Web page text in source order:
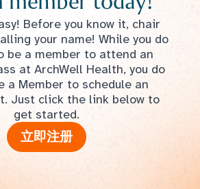
Before you know it, chair
your name! While you do
be a member to attend an
at ArchWell Health, you do
a Member to schedule an
Just click the link below to
get started.
立即注册